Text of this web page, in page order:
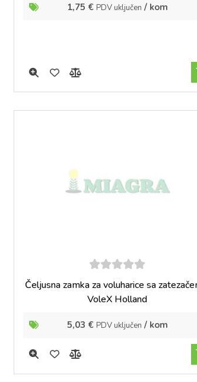
1,75 € PDV uključen / kom
out of
5
Čeljusna zamka za voluharice sa
VoleX Holland
5,03 € PDV uključen / kom